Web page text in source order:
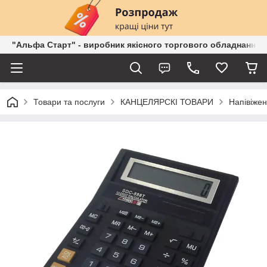
"Альфа Старт" - виробник якісного торгового обладнання
Товари та послуги КАНЦЕЛЯРСКІ ТОВАРИ